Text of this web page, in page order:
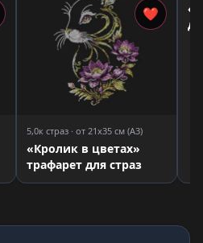
❤
5,0к страз · от 21x35 см (A3)
«Кролик в цветах»
трафарет для страз